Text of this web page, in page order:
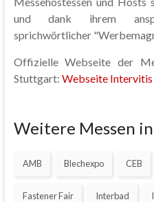
und dank ihrem
sprichwörtlicher
Offizielle Webseite der
Stuttgart: Webseite
Weitere Messen
AMB Blechexpo CEB
Fastener Fair Interbad